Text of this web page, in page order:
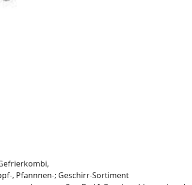
, Pfannnen-; Geschirr-Sortiment